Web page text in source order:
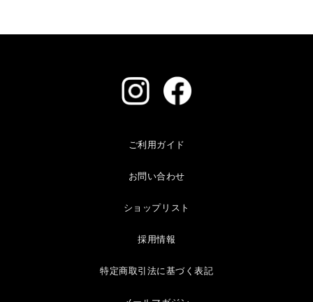
ご利用ガイド
お問い合わせ
ショップリスト
採用情報
特定商取引法に基づく表記